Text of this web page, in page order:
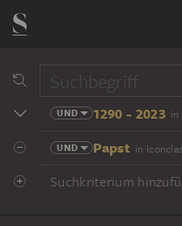
UND 1290 - 2023 in
UND Papst in
Suchkriterium